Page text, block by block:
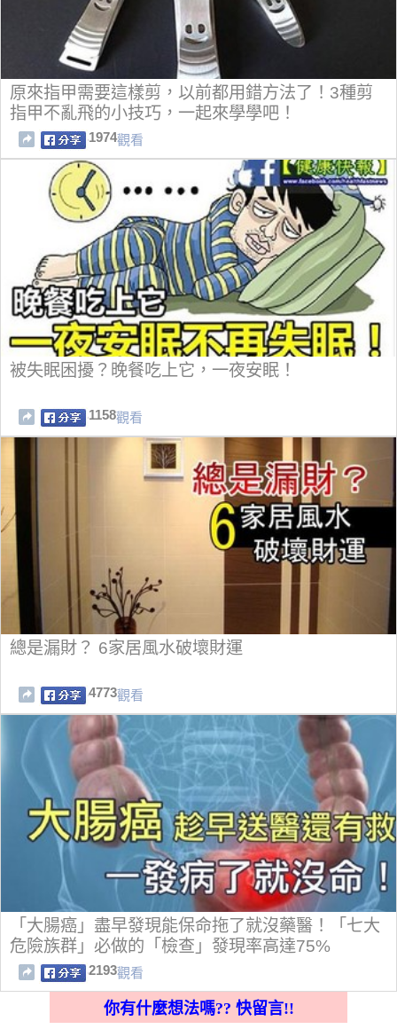
原來指甲需要這樣剪，以前都用錯方法了！3種剪
指甲不亂飛的小技巧，一起來學學吧！
1974觀看
被失眠困擾？晚餐吃上它，一夜安眠！
1158觀看
總是漏財？ 6家居風水破壞財運
4773觀看
「大腸癌」盡早發現能保命拖了就沒藥醫！「七大
危險族群」必做的「檢查」發現率高達75%
2193觀看
你有什麼想法嗎?? 快留言!!